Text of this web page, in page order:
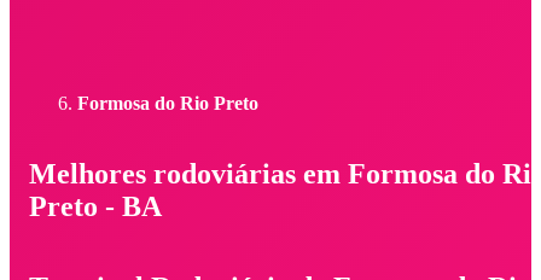
Formosa do Rio Preto
Melhores rodoviárias em Formosa do
Preto - BA